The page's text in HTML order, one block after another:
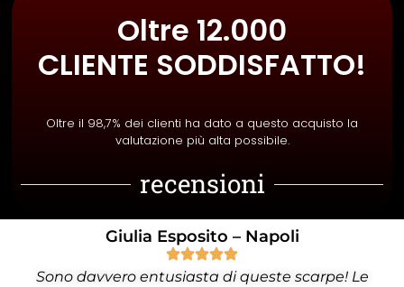
Oltre 12.000
CLIENTE SODDISFATTO!
Oltre il 98,7% dei clienti ha dato a questo acquisto la
valutazione più alta possibile.
recensioni
Giulia Esposito – Napoli
Sono davvero entusiasta di queste scarpe! Le